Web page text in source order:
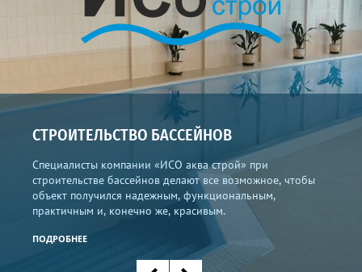
СТРОИТЕЛЬСТВО БАССЕЙНОВ
Специалисты компании «ИСО аква строй» при
строительстве бассейнов делают все возможное, чтобы
объект получился надежным, функциональным,
практичным и, конечно же, красивым.
ПОДРОБНЕЕ